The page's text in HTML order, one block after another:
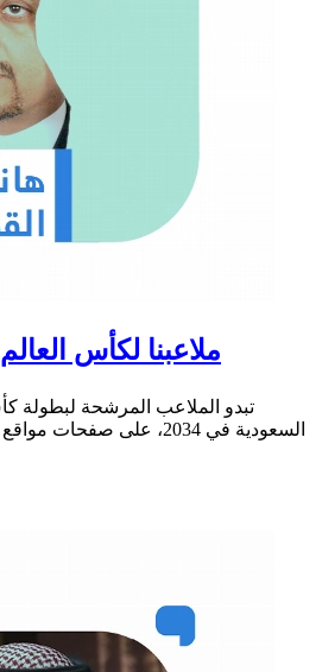
ملاعبنا لكأس
تبدو الملاعب المرشحة لبطولة
السعودية في 2034، على